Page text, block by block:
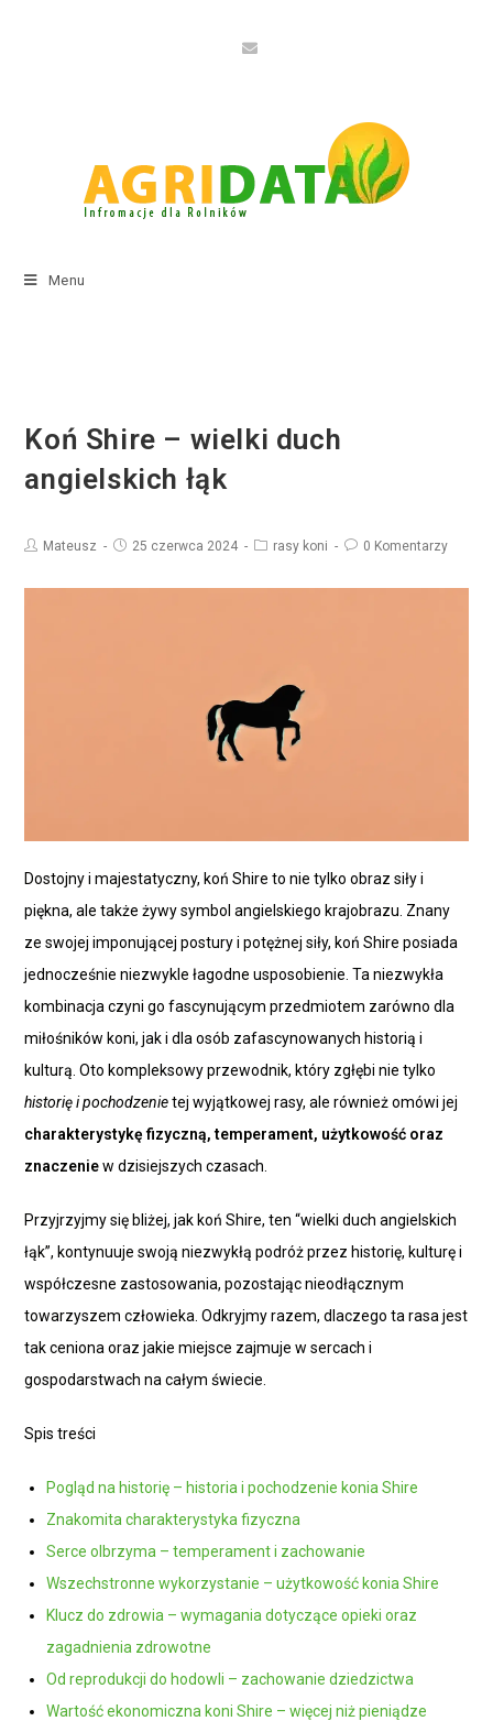
Menu
Koń Shire – wielki duch
angielskich łąk
Mateusz 25 czerwca 2024 rasy koni 0 Komentarzy
Dostojny i majestatyczny, koń Shire to nie tylko obraz siły i
piękna, ale także żywy symbol angielskiego krajobrazu. Znany
ze swojej imponującej postury i potężnej siły, koń Shire posiada
jednocześnie niezwykle łagodne usposobienie. Ta niezwykła
kombinacja czyni go fascynującym przedmiotem zarówno dla
miłośników koni, jak i dla osób zafascynowanych historią i
kulturą. Oto kompleksowy przewodnik, który zgłębi nie tylko
historię i pochodzenietej wyjątkowej rasy, ale również omówi jej
charakterystykę fizyczną, temperament, użytkowość oraz
znaczeniew dzisiejszych czasach.
Przyjrzyjmy się bliżej, jak koń Shire, ten “wielki duch angielskich
łąk”, kontynuuje swoją niezwykłą podróż przez historię, kulturę i
współczesne zastosowania, pozostając nieodłącznym
towarzyszem człowieka. Odkryjmy razem, dlaczego ta rasa jest
tak ceniona oraz jakie miejsce zajmuje w sercach i
gospodarstwach na całym świecie.
Spis treści
Pogląd na historię – historia i pochodzenie konia Shire
Znakomita charakterystyka fizyczna
Serce olbrzyma – temperament i zachowanie
Wszechstronne wykorzystanie – użytkowość konia Shire
Klucz do zdrowia – wymagania dotyczące opieki oraz
zagadnienia zdrowotne
Od reprodukcji do hodowli – zachowanie dziedzictwa
Wartość ekonomiczna koni Shire – więcej niż pieniądze